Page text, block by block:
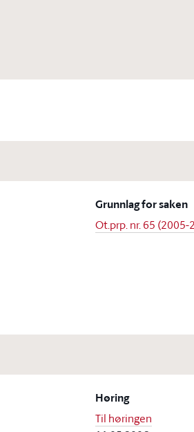
Grunnlag for saken
Ot.prp. nr. 65 (2005-
Høring
Til høringen